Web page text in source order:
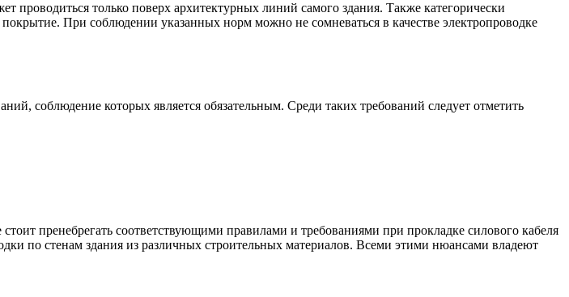
проводиться только поверх архитектурных линий самого здания. Также категорически
При соблюдении указанных норм можно не сомневаться в качестве электропроводке
соблюдение которых является обязательным. Среди таких требований следует отметить
пренебрегать соответствующими правилами и требованиями при прокладке силового кабеля
по стенам здания из различных строительных материалов. Всеми этими нюансами владеют